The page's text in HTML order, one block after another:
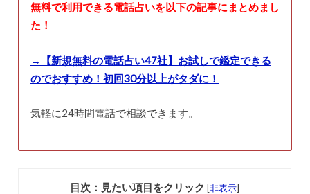
無料で利用できる電話占いを以下の記事にまとめまし
た！
→【新規無料の電話占い47社】お試しで鑑定できる
のでおすすめ！初回30分以上がタダに！
気軽に24時間電話で相談できます。
目次：見たい項目をクリック [非表示]